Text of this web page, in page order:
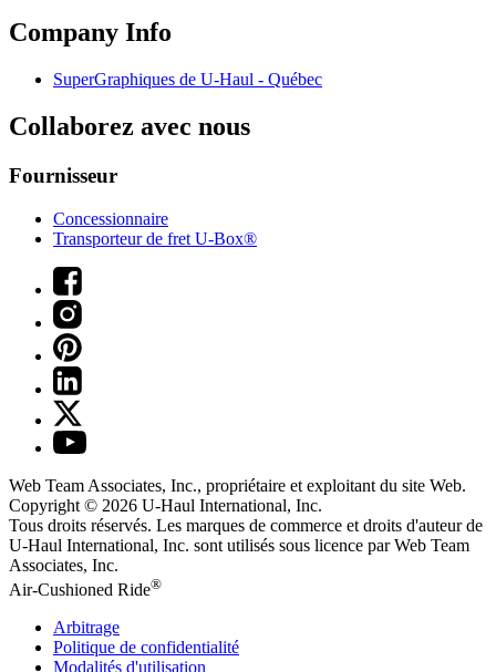
Company Info
SuperGraphiques de U-Haul - Québec
Collaborez avec nous
Fournisseur
Concessionnaire
Transporteur de fret U-Box®
Web Team Associates, Inc., propriétaire et exploitant du site Web.
Copyright © 2026 U-Haul International, Inc.
Tous droits réservés. Les marques de commerce et droits d'auteur de
U-Haul International, Inc. sont utilisés sous licence par Web Team
Associates, Inc.
Air-Cushioned Ride®
Arbitrage
Politique de confidentialité
Modalités d'utilisation